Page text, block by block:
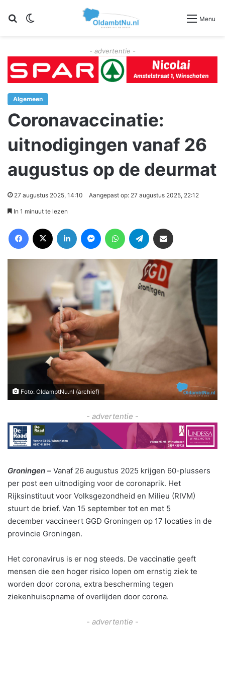
Zoeken Menu
- advertentie -
Algemeen
Coronavaccinatie:
uitnodigingen vanaf 26
augustus op de deurmat
27 augustus 2025, 14:10 Aangepast op: 27 augustus 2025, 22:12
In 1 minuut te lezen
Foto: OldambtNu.nl (archief)
- advertentie -
Groningen – Vanaf 26 augustus 2025 krijgen 60-plussers
per post een uitnodiging voor de coronaprik. Het
Rijksinstituut voor Volksgezondheid en Milieu (RIVM)
stuurt de brief. Van 15 september tot en met 5
december vaccineert GGD Groningen op 17 locaties in de
provincie Groningen.
Het coronavirus is er nog steeds. De vaccinatie geeft
mensen die een hoger risico lopen om ernstig ziek te
worden door corona, extra bescherming tegen
ziekenhuisopname of overlijden door corona.
- advertentie -